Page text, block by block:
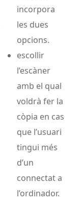
incorpora
les dues
opcions.
escollir
l’escàner
amb el qual
voldrà fer la
còpia en cas
que l’usuari
tingui més
d’un
connectat a
l’ordinador.